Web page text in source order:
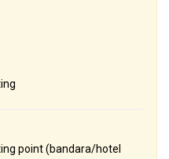
point (bandara/hotel